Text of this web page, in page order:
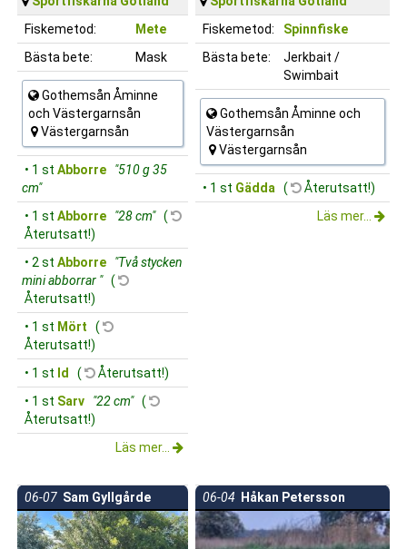
Fiskemetod:
Mete
Bästa bete:
Mask
Gothemsån Åminne
och Västergarnsån
Västergarnsån
• 1 st Abborre
"510 g 35
cm"
• 1 st Abborre "28 cm" (
Återutsatt!)
• 2 st Abborre
"Två stycken
mini abborrar " (
Återutsatt!)
• 1 st Mört (
Återutsatt!)
• 1 st Id (
Återutsatt!)
• 1 st Sarv "22 cm" (
Återutsatt!)
Läs mer...
Fiskemetod:
Spinnfiske
Bästa bete:
Jerkbait /
Swimbait
Gothemsån Åminne och
Västergarnsån
Västergarnsån
• 1 st Gädda (
Återutsatt!)
Läs mer...
06-07 Sam Gyllgårde 06-04 Håkan Petersson